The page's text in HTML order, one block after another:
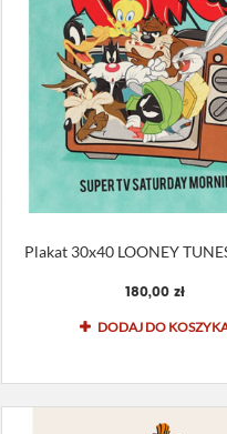
Plakat 30x40 LOONEY
180,00 zł
DODAJ DO